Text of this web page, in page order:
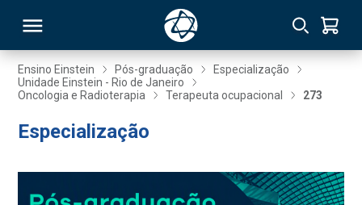
Ensino Einstein Pós-graduação
Especialização
Unidade Einstein - Rio de Janeiro
Oncologia e Radioterapia
Terapeuta ocupacional 273
Especialização